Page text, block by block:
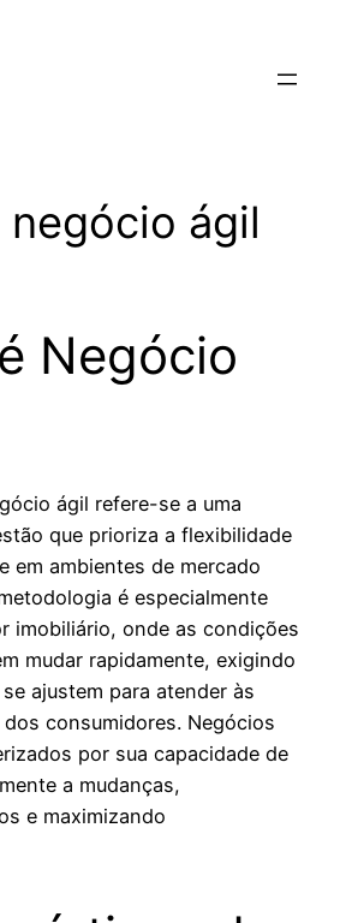
negócio ágil
Negócio
ágil refere-se a uma
que prioriza a flexibilidade
em ambientes de mercado
é especialmente
imobiliário, onde as condições
mudar rapidamente, exigindo
ajustem para atender às
consumidores. Negócios
por sua capacidade de
a mudanças,
e maximizando